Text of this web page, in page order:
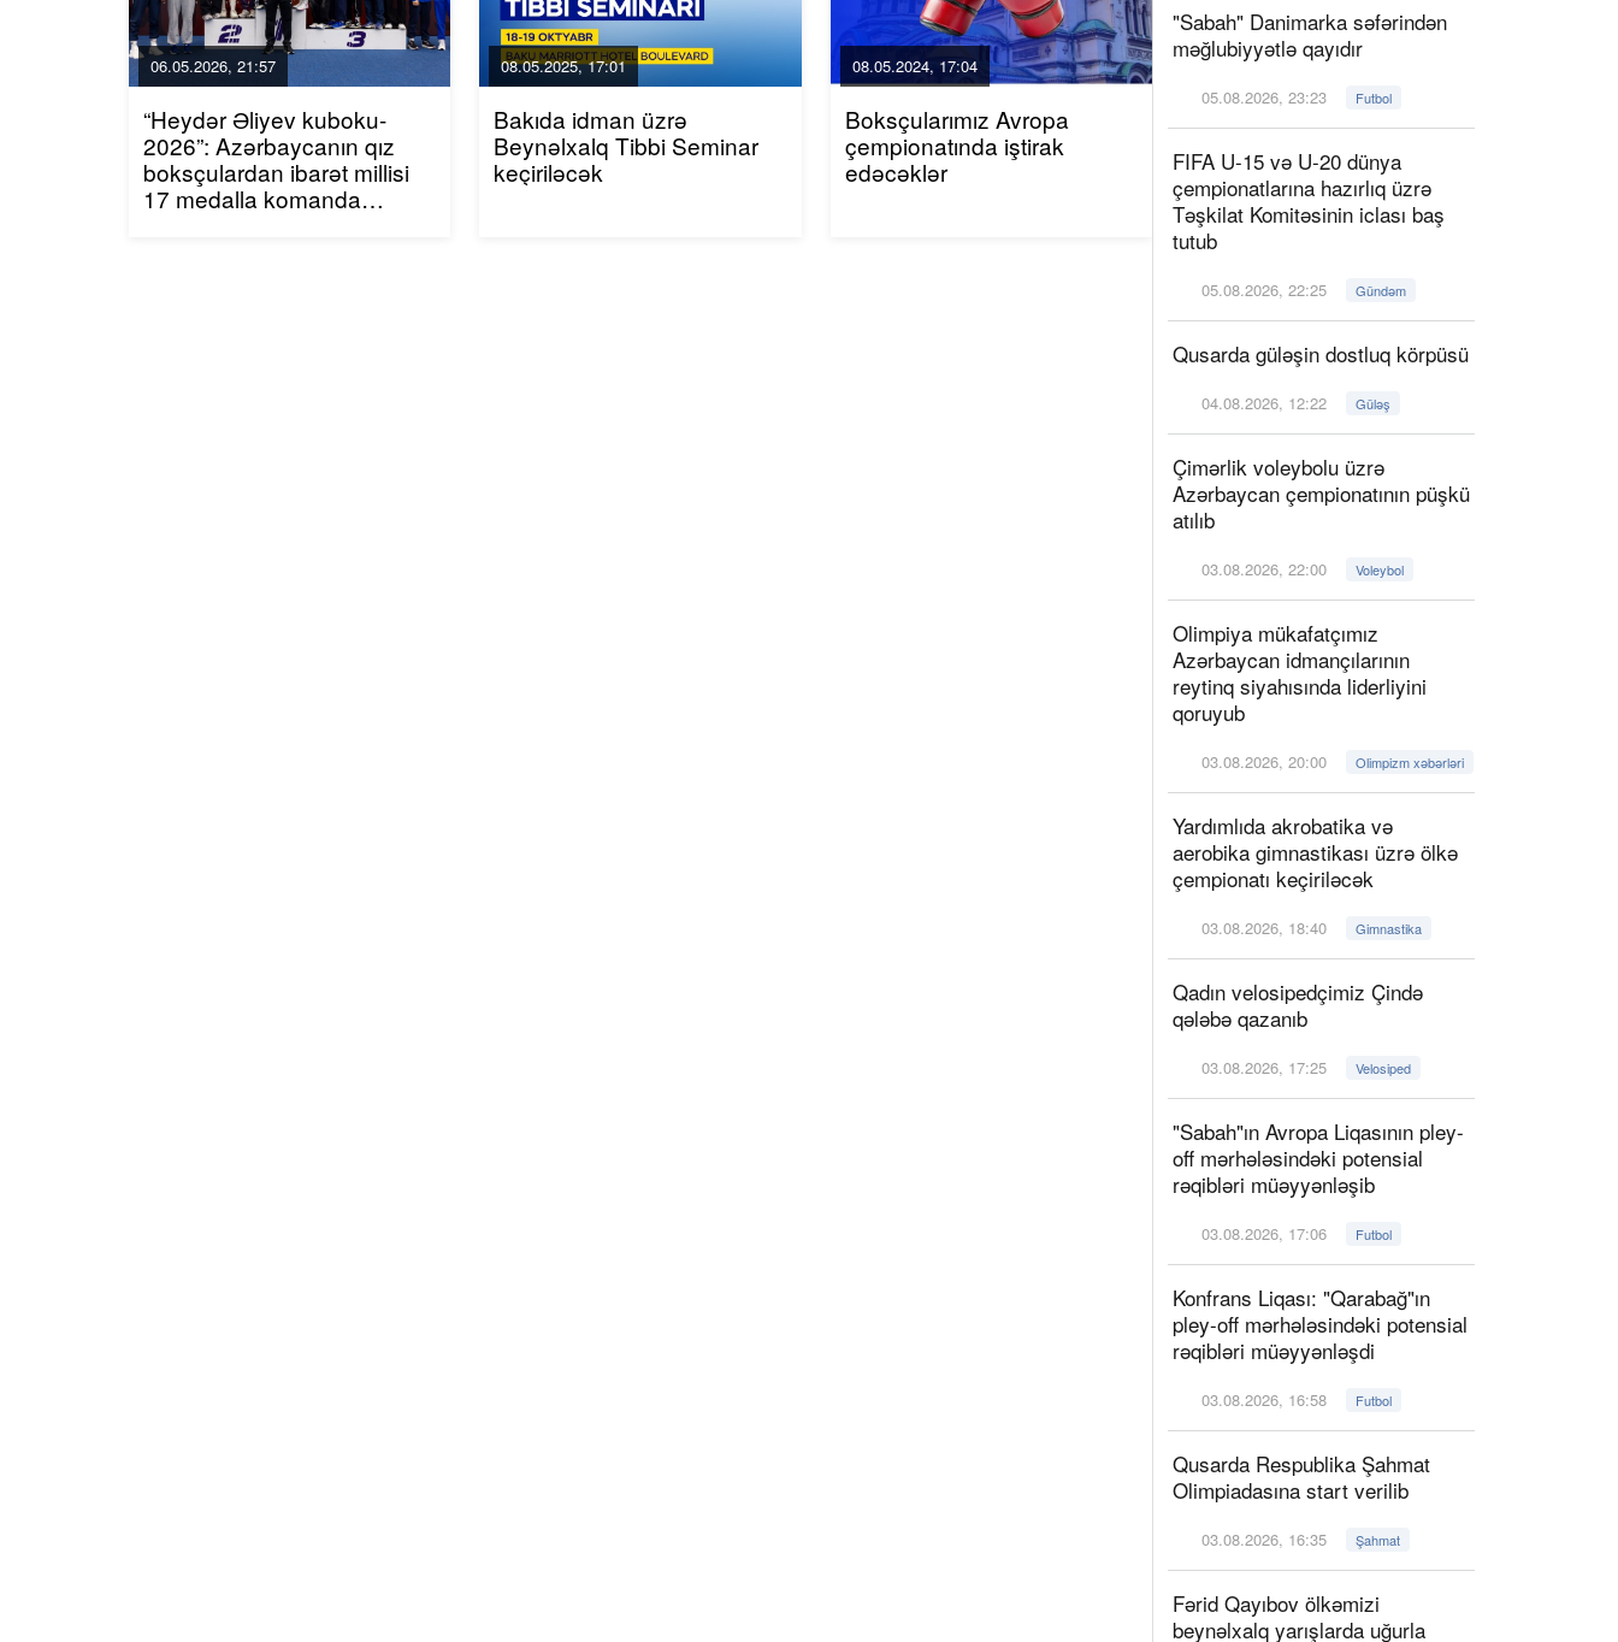
06.05.2026, 21:57
“Heydər Əliyev kuboku-
2026”: Azərbaycanın qız
boksçulardan ibarət millisi
17 medalla komanda
08.05.2025, 17:01
Bakıda idman üzrə
Beynəlxalq Tibbi Seminar
keçiriləcək
08.05.2024, 17:04
Boksçularımız Avropa
çempionatında iştirak
edəcəklər
"Sabah" Danimarka səfərindən
məğlubiyyətlə qayıdır
05.08.2026, 23:23 Futbol
FIFA U-15 və U-20 dünya
çempionatlarına hazırlıq üzrə
Təşkilat Komitəsinin iclası baş
tutub
05.08.2026, 22:25 Gündəm
Qusarda güləşin dostluq körpüsü
04.08.2026, 12:22 Güləş
Çimərlik voleybolu üzrə
Azərbaycan çempionatının püşkü
atılıb
03.08.2026, 22:00 Voleybol
Olimpiya mükafatçımız
Azərbaycan idmançılarının
reytinq siyahısında liderliyini
qoruyub
03.08.2026, 20:00 Olimpizm xəbərləri
Yardımlıda akrobatika və
aerobika gimnastikası üzrə ölkə
çempionatı keçiriləcək
03.08.2026, 18:40 Gimnastika
Qadın velosipedçimiz Çində
qələbə qazanıb
03.08.2026, 17:25 Velosiped
"Sabah"ın Avropa Liqasının pley-
off mərhələsindəki potensial
rəqibləri müəyyənləşib
03.08.2026, 17:06 Futbol
Konfrans Liqası: "Qarabağ"ın
pley-off mərhələsindəki potensial
rəqibləri müəyyənləşdi
03.08.2026, 16:58 Futbol
Qusarda Respublika Şahmat
Olimpiadasına start verilib
03.08.2026, 16:35 Şahmat
Fərid Qayıbov ölkəmizi
beynəlxalq yarışlarda uğurla